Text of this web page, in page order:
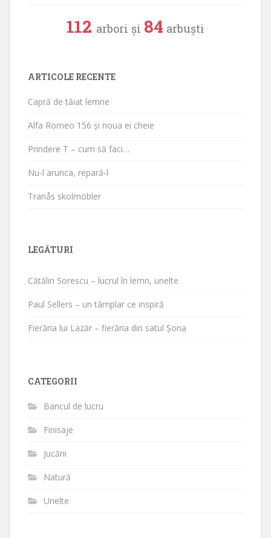
112 arbori și 84 arbuști
ARTICOLE RECENTE
Capră de tăiat lemne
Alfa Romeo 156 și noua ei cheie
Prindere T – cum să faci…
Nu-l arunca, repară-l
Tranås skolmöbler
LEGĂTURI
Cătălin Sorescu – lucrul în lemn, unelte
Paul Sellers – un tâmplar ce inspiră
Fierăria lui Lazăr – fierăria din satul Șona
CATEGORII
Bancul de lucru
Finisaje
Jucării
Natură
Unelte